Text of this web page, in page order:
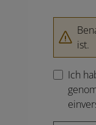
ist.
Ich